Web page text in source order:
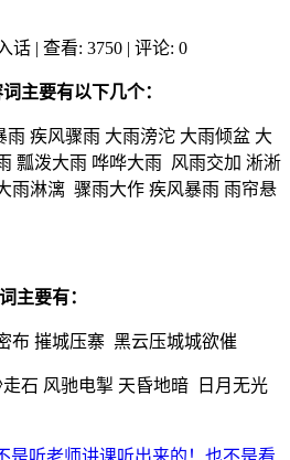
话 | 查看: 3750 | 评论: 0
主要有以下几个：
疾风骤雨 大雨滂沱 大雨倾盆 大
瓢泼大雨 哗哗大雨 风雨交加 淅淅
雨淋漓 骤雨大作 疾风暴雨 雨帘悬
主要有：
布 摧城压寨 黑云压城城欲催
石 风驰电掣 天昏地暗 日月无光
是听老师讲课听出来的！也不是看